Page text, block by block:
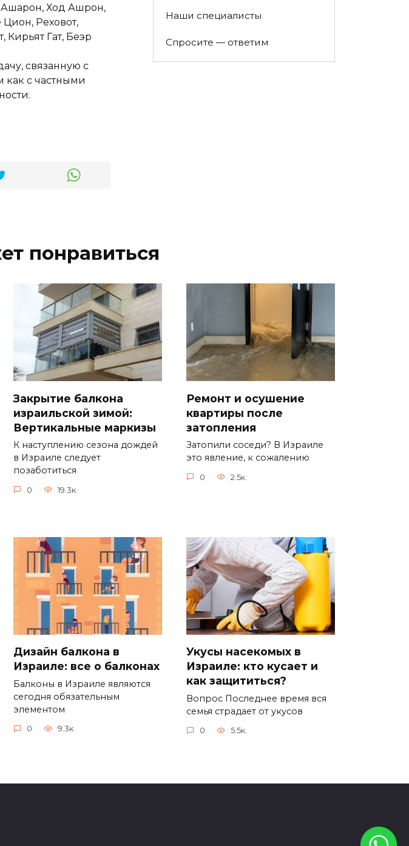
Ашарон, Ход Ашрон,
Цион, Реховот,
Гат, Беэр
связанную с
как с частными
Наши специалисты
Спросите — ответим
понравиться
Закрытие балкона
израильской зимой:
Вертикальные маркизы
К наступлению сезона дождей
в Израиле следует
позаботиться
0 19.3к.
Ремонт и осушение
квартиры после
затопления
Затопили соседи? В Израиле
это явление, к сожалению
0 2.5к.
Дизайн балкона в
Израиле: все о балконах
Балконы в Израиле являются
сегодня обязательным
элементом
0 9.3к.
Укусы насекомых в
Израиле: кто кусает и
как защититься?
Вопрос Последнее время вся
семья страдает от укусов
0 5.5к.